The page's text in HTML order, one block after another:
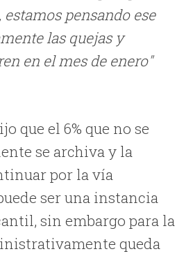
pensando ese
las quejas y
en el mes de enero"
que el 6% que no se
se archiva y la
por la vía
ser una instancia
sin embargo para la
queda